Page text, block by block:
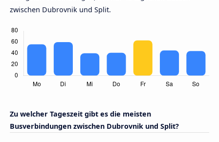
zwischen Dubrovnik und Split.
Zu welcher Tageszeit gibt es die meisten
Busverbindungen zwischen Dubrovnik und Split?